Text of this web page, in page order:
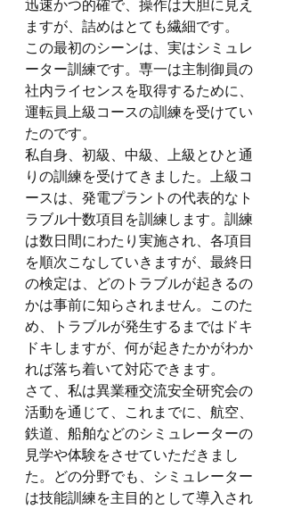
迅速かつ的確で、操作は大胆に見え
ますが、詰めはとても繊細です。
この最初のシーンは、実はシミュレ
ーター訓練です。専一は主制御員の
社内ライセンスを取得するために、
運転員上級コースの訓練を受けてい
たのです。
私自身、初級、中級、上級とひと通
りの訓練を受けてきました。上級コ
ースは、発電プラントの代表的なト
ラブル十数項目を訓練します。訓練
は数日間にわたり実施され、各項目
を順次こなしていきますが、最終日
の検定は、どのトラブルが起きるの
かは事前に知らされません。このた
め、トラブルが発生するまではドキ
ドキしますが、何が起きたかがわか
れば落ち着いて対応できます。
さて、私は異業種交流安全研究会の
活動を通じて、これまでに、航空、
鉄道、船舶などのシミュレーターの
見学や体験をさせていただきまし
た。どの分野でも、シミュレーター
は技能訓練を主目的として導入され